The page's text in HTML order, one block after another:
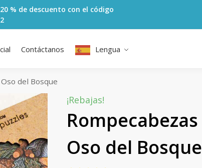
% de descuento con el código
Contáctanos Lengua
del Bosque
¡Rebajas!
Rompecabezas
Oso del Bosque